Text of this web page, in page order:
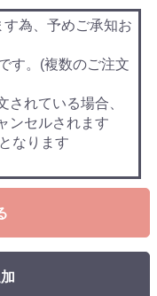
為、予めご承知お
す。(複数のご注文
されている場合、
ンセルされます
なります